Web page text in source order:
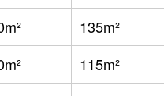
135m²
115m²